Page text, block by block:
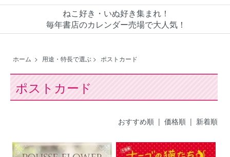
ねこ好き・いぬ好き集まれ！
毎年書店のカレンダー売場で大人気！
ホーム > 用途・特長で選ぶ > ポストカード
ポストカード
おすすめ順| 価格順 | 新着順